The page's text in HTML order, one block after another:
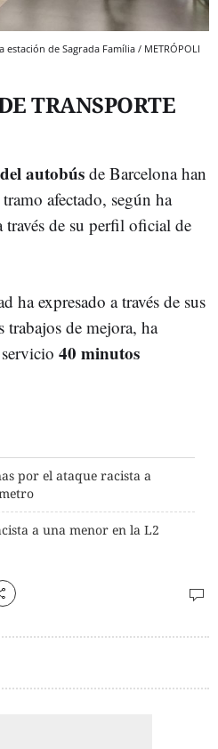
de Sagrada Família / METRÓPOLI
TRANSPORTE
autobús de Barcelona han
afectado, según ha
de su perfil oficial de
ha expresado a través de sus
trabajos de mejora, ha
40 minutos
por el ataque racista a
a una menor en la L2